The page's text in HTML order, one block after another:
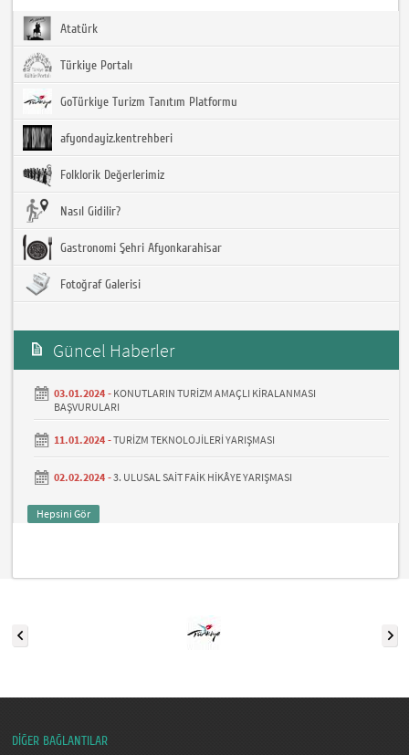
Atatürk
Türkiye Portalı
GoTürkiye Turizm Tanıtım Platformu
afyondayiz.kentrehberi
Folklorik Değerlerimiz
Nasıl Gidilir?
Gastronomi Şehri Afyonkarahisar
Fotoğraf Galerisi
Güncel Haberler
03.01.2024 - KONUTLARIN TURİZM AMAÇLI KİRALANMASI
BAŞVURULARI
11.01.2024 -TURİZM TEKNOLOJİLERİ YARIŞMASI
02.02.2024 -3. ULUSAL SAİT FAİK HİKÂYE YARIŞMASI
Hepsini Gör
DİĞER BAĞLANTILAR